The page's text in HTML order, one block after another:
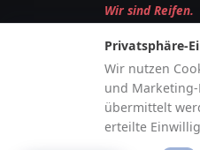
Wir sind Reifen.
Privatsphäre-
Wir nutzen
und
übermittelt
erteilte